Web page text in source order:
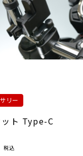
リー
ト Type-C
税込